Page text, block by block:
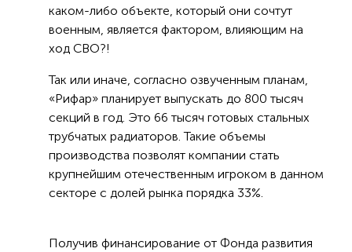
каком-либо объекте, который они сочтут
военным, является фактором, влияющим на
ход СВО?!
Так или иначе, согласно озвученным планам,
«Рифар» планирует выпускать до 800 тысяч
секций в год. Это 66 тысяч готовых стальных
трубчатых радиаторов. Такие объемы
производства позволят компании стать
крупнейшим отечественным игроком в данном
секторе с долей рынка порядка 33%.
Получив финансирование от Фонда развития